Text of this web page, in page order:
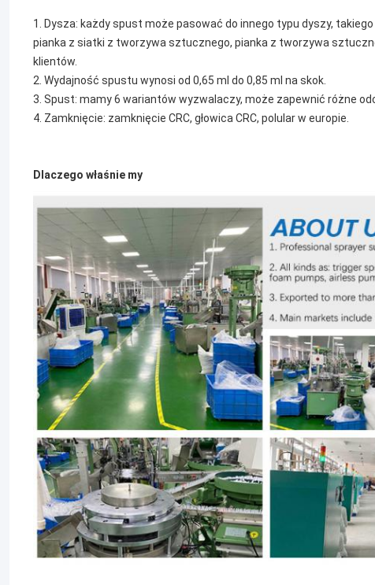
1. Dysza: każdy spust może pasować do innego typu dyszy,
pianka z siatki z tworzywa sztucznego, pianka z tworzywa
klientów.
2. Wydajność spustu wynosi od 0,65 ml do 0,85 ml na skok.
3. Spust: mamy 6 wariantów wyzwalaczy, może zapewnić różne
4. Zamknięcie: zamknięcie CRC, głowica CRC, polular w europie.
Dlaczego właśnie my